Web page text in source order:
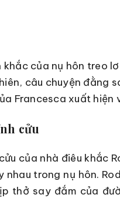
của nụ hôn treo
câu chuyện đằng
Francesca xuất hiện
cửu
của nhà điêu khắc
nhau trong nụ hôn.
thở say đắm của